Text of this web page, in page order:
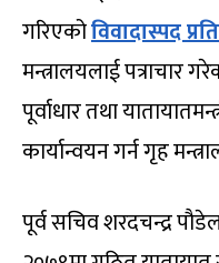
गरिएकोविवादास्पद
मन्त्रालयलाई पत्राचार
पूर्वाधार तथा
कार्यान्वयन गर्न गृह
पूर्व सचिव शरदचन्द्र